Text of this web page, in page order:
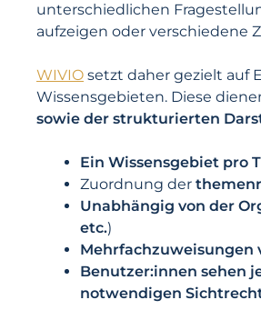
unterschiedlichen
aufzeigen oder verschiedene
WIVIO setzt daher gezielt auf
Wissensgebieten. Diese
sowie der strukturierten
Ein Wissensgebiet pro
Zuordnung der
Unabhängig von der
etc.)
Mehrfachzuweisungen
Benutzer:innen sehen
notwendigen